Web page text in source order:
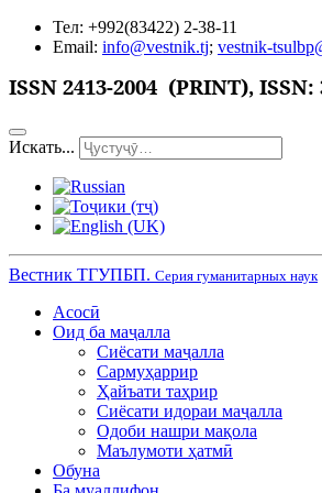
Тел: +992(83422) 2-38-11
Email: info@vestnik.tj; vestnik-
ISSN 2413-2004 (PRINT), ISSN:
Искать...
Вестник ТГУПБП. Серия гуманитарных наук
Асосӣ
Оид ба маҷалла
Сиёсати маҷалла
Сармуҳаррир
Ҳайъати таҳрир
Сиёсати идораи маҷалла
Одоби нашри мақола
Маълумоти ҳатмӣ
Обуна